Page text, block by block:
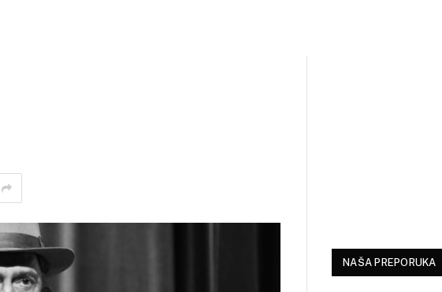
NAŠA PREPORUKA